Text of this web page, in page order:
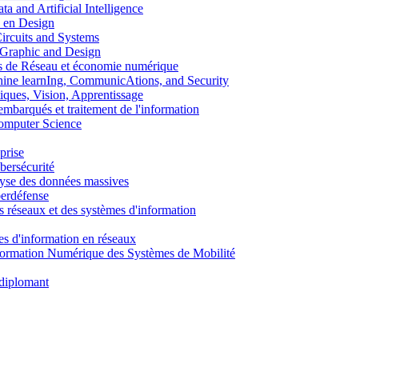
and Artificial Intelligence
Design
and Systems
and Design
Réseau et économie numérique
learnIng, CommunicAtions, and Security
Vision, Apprentissage
et traitement de l'information
Science
des données massives
et des systèmes d'information
d'information en réseaux
Numérique des Systèmes de Mobilité